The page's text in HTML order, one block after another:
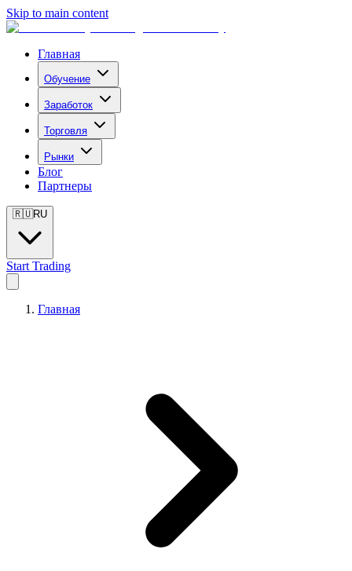
Skip to main content
Главная
Обучение
Заработок
Торговля
Рынки
Блог
Партнеры
🇷🇺RU
Start Trading
Главная